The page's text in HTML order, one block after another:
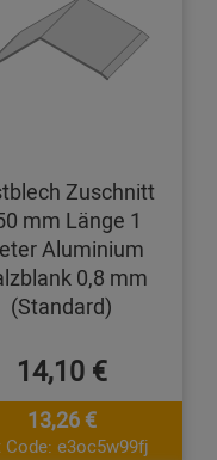
Zuschnitt
mm Länge 1
Aluminium
0,8 mm
(Standard)
14,10 €
13,26 €
Code: e3oc5w99fj